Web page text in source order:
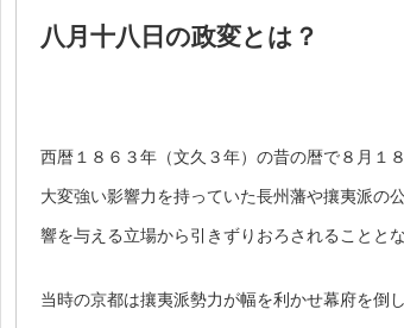
八月十八日の政変とは？
西暦１８６３年（文久３年）の昔の暦で８月１
大変強い影響力を持っていた長州藩や攘夷派の
響を与える立場から引きずりおろされることとな
当時の京都は攘夷派勢力が幅を利かせ幕府を倒